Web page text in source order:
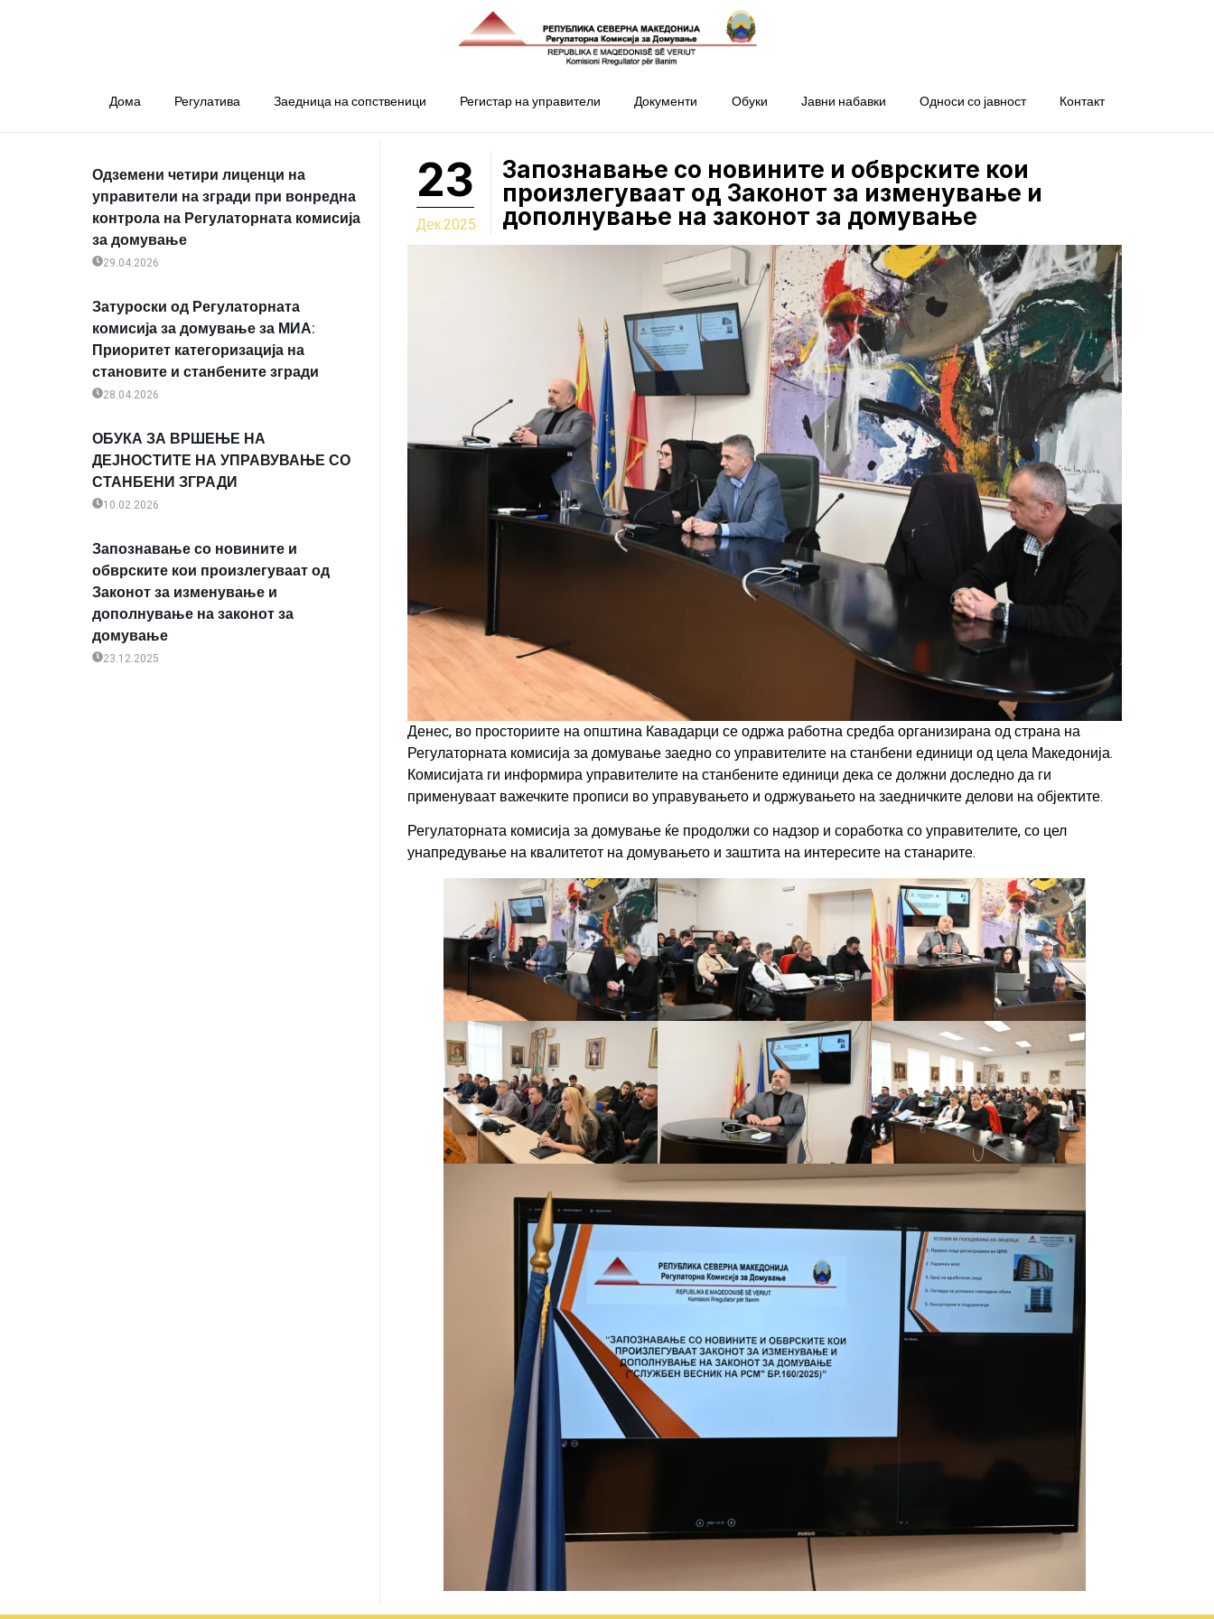
Дома Регулатива Заедница на сопственици Регистар на управители Документи Обуки Јавни набавки Односи со јавност Контакт
Одземени четири лиценци на
управители на згради при вонредна
контрола на Регулаторната комисија
за домување
29.04.2026
Затуроски од Регулаторната
комисија за домување за МИА:
Приоритет категоризација на
становите и станбените згради
28.04.2026
ОБУКА ЗА ВРШЕЊЕ НА
ДЕЈНОСТИТЕ НА УПРАВУВАЊЕ СО
СТАНБЕНИ ЗГРАДИ
10.02.2026
Запознавање со новините и
обврските кои произлегуваат од
Законот за изменување и
дополнување на законот за
домување
23.12.2025
23
Дек.2025
Запознавање со новините и обврските кои
произлегуваат од Законот за изменување и
дополнување на законот за домување
Денес, во просториите на општина Кавадарци се одржа работна средба организирана од страна на
Регулаторната комисија за домување заедно со управителите на станбени единици од цела Македонија.
Комисијата ги информира управителите на станбените единици дека се должни доследно да ги
применуваат важечките прописи во управувањето и одржувањето на заедничките делови на објектите.
Регулаторната комисија за домување ќе продолжи со надзор и соработка со управителите, со цел
унапредување на квалитетот на домувањето и заштита на интересите на станарите.